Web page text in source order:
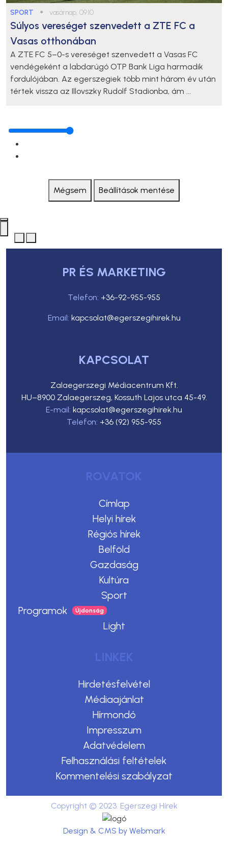
SPORT ● vasárnap, 09:10
Súlyos vereséget szenvedett a ZTE FC a
Vasas otthonában
A ZTE FC 5–0-s vereséget szenvedett a Vasas FC
vendégeként a labdarúgó OTP Bank Liga harmadik
fordulójában. Az egerszegiek több mint három év után
tértek vissza az Illovszky Rudolf Stadionba, ám ...
Mégsem Beállítások mentése
PR ÉS MARKETING
Telefon: +36-92-955-955
Email: kapcsolat@egerszegihirek.hu
KAPCSOLAT
Zalaegerszegi Médiacentrum Kft.
HU–8900 Zalaegerszeg, Kossuth Lajos utca 45-49.
E-mail: kapcsolat@egerszegihirek.hu
Telefon: +36 (92) 955-955
ROVATOK
Címlap
Helyi hírek
Régiós hírek
Belföld
Gazdaság
Kultúra
Sport
Programok
Light
LINKEK
Hirdetésfelvétel
Médiaajánlat
Hírmondó
Impresszum
Adatvédelem
Felhasználási feltételek
Kommentelési szabályzat
Copyright © 2023. Egerszegi Hírek
Design & CMS by Webmark